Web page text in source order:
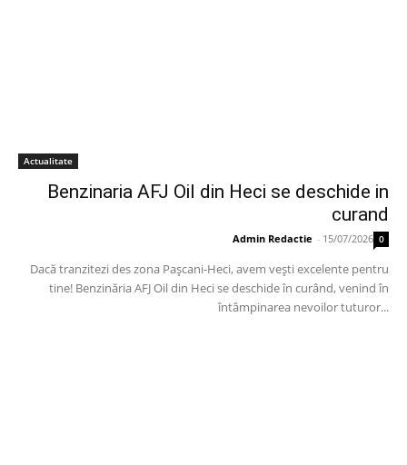
Actualitate
Benzinaria AFJ Oil din Heci se deschide in
curand
Admin Redactie - 15/07/2026 0
Dacă tranzitezi des zona Pașcani-Heci, avem vești excelente pentru
tine! Benzinăria AFJ Oil din Heci se deschide în curând, venind în
întâmpinarea nevoilor tuturor...